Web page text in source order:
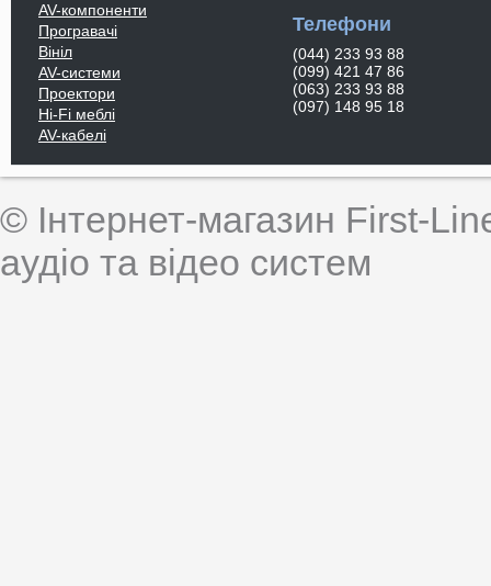
AV-компоненти
Програвачі
Вініл
AV-системи
Проектори
Hi-Fi меблі
AV-кабелі
Телефони
(044) 233 93 88
(099) 421 47 86
(063) 233 93 88
(097) 148 95 18
© Інтернет-магазин First-
аудіо та відео систем